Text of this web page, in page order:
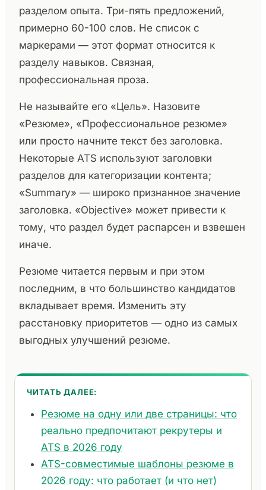
разделом опыта. Три-пять предложений,
примерно 60-100 слов. Не список с
маркерами — этот формат относится к
разделу навыков. Связная,
профессиональная проза.
Не называйте его «Цель». Назовите
«Резюме», «Профессиональное резюме»
или просто начните текст без заголовка.
Некоторые ATS используют заголовки
разделов для категоризации контента;
«Summary» — широко признанное значение
заголовка. «Objective» может привести к
тому, что раздел будет распарсен и взвешен
иначе.
Резюме читается первым и при этом
последним, в что большинство кандидатов
вкладывает время. Изменить эту
расстановку приоритетов — одно из самых
выгодных улучшений резюме.
ЧИТАТЬ ДАЛЕЕ:
Резюме на одну или две страницы: что
реально предпочитают рекрутеры и
ATS в 2026 году
ATS-совместимые шаблоны резюме в
2026 году: что работает (и что нет)